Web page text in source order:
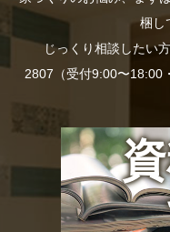
梱し
じっくり相談したい
2807（受付9:00〜18:00